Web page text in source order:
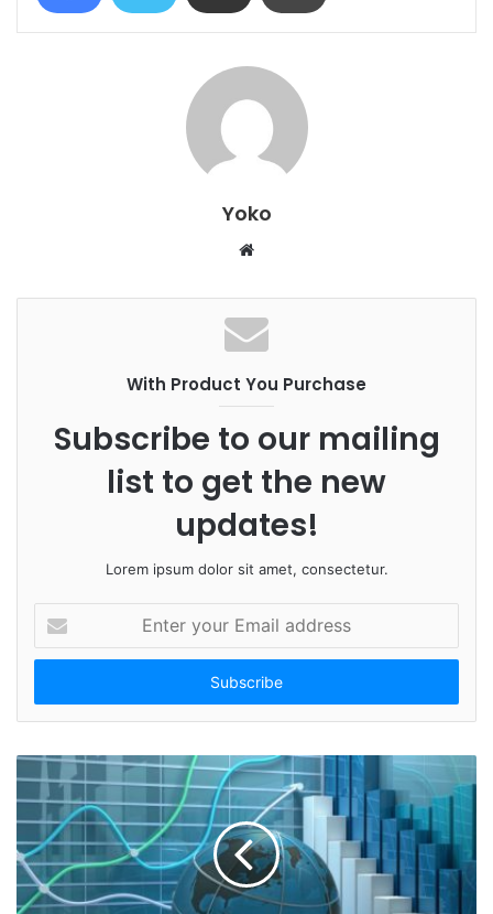
Yoko
b
s
i
t
e
With Product You Purchase
Subscribe to our mailing
list to get the new
updates!
Lorem ipsum dolor sit amet, consectetur.
t
r
o
u
r
E
m
a
i